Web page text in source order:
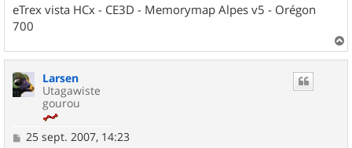
eTrex vista HCx - CE3D - Memorymap Alpes v5 - Orégon
700
a
Larsen
Utagawiste
gourou
M
25 sept. 2007, 14:23